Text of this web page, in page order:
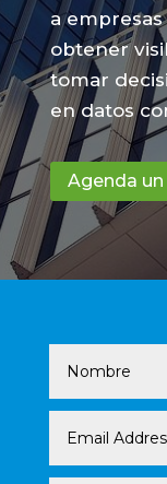
a
obtener
tomar
en datos
Agenda